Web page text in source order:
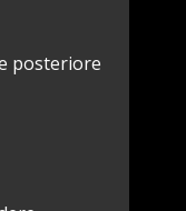
posteriore